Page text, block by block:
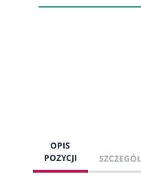
OPIS
POZYCJI